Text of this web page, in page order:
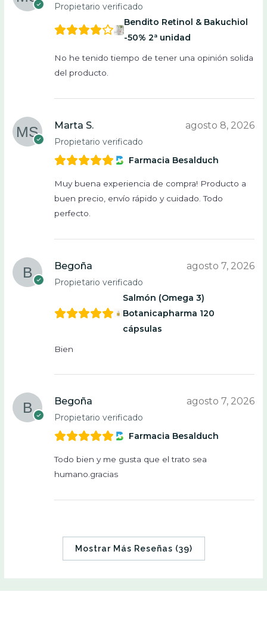
Propietario verificado
Bendito Retinol & Bakuchiol
-50% 2ª unidad
No he tenido tiempo de tener una opinión solida
del producto.
Marta S.
Propietario verificado
agosto 8, 2026
Farmacia Besalduch
Muy buena experiencia de compra! Producto a
buen precio, envío rápido y cuidado. Todo
perfecto.
Begoña
Propietario verificado
agosto 7, 2026
Salmón (Omega 3)
Botanicapharma 120
cápsulas
Bien
Begoña
Propietario verificado
agosto 7, 2026
Farmacia Besalduch
Todo bien y me gusta que el trato sea
humano.gracias
Mostrar Más Reseñas (39)